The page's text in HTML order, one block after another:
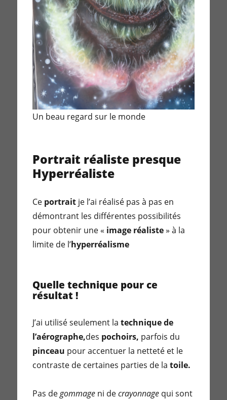
Un beau regard sur le monde
Portrait réaliste presque
Hyperréaliste
Ce portrait je l’ai réalisé pas à pas en
démontrant les différentes possibilités
pour obtenir une « image réaliste» à la
limite de l’hyperréalisme
Quelle technique pour ce
résultat !
J’ai utilisé seulement la technique de
l’aérographe,des pochoirs, parfois du
pinceau pour accentuer la netteté et le
contraste de certaines parties de latoile.
Pas degommage ni decrayonnage qui sont